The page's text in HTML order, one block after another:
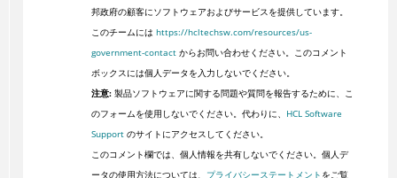
邦政府の顧客にソフトウェアおよびサービスを提供しています。
このチームには https://hcltechsw.com/resources/us-
government-contactからお問い合わせください。このコメント
ボックスには個人データを入力しないでください。
注意:製品ソフトウェアに関する問題や質問を報告するために、こ
のフォームを使用しないでください。代わりに、 HCL Software
Supportのサイトにアクセスしてください。
このコメント欄では、個人情報を共有しないでください。個人デ
ータの使用方法については、 プライバシーステートメント をご覧